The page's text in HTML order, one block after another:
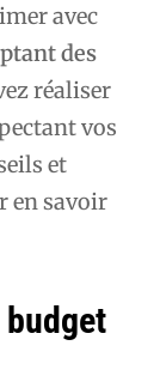
avec
des
réaliser
vos
et
en savoir